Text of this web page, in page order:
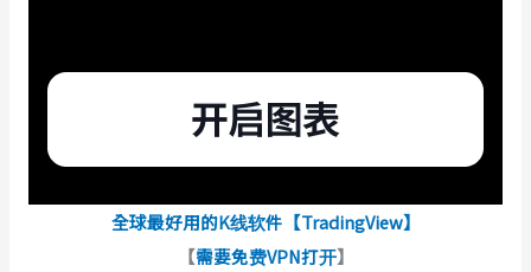
全球最好用的K线软件【TradingView】
【需要免费VPN打开】